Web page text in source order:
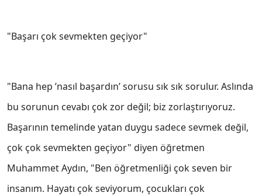
"Başarı çok sevmekten geçiyor"
"Bana hep ’nasıl başardın’ sorusu sık sık sorulur. Aslında
bu sorunun cevabı çok zor değil; biz zorlaştırıyoruz.
Başarının temelinde yatan duygu sadece sevmek değil,
çok çok sevmekten geçiyor" diyen öğretmen
Muhammet Aydın, "Ben öğretmenliği çok seven bir
insanım. Hayatı çok seviyorum, çocukları çok